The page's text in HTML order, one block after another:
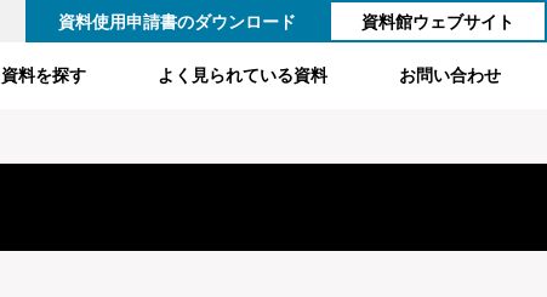
資料使用申請書のダウンロード 資料館ウェブサイト
資料を探す よく見られている資料 お問い合わせ